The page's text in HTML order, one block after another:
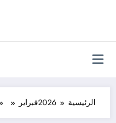
الرئيسية 2026فبراير